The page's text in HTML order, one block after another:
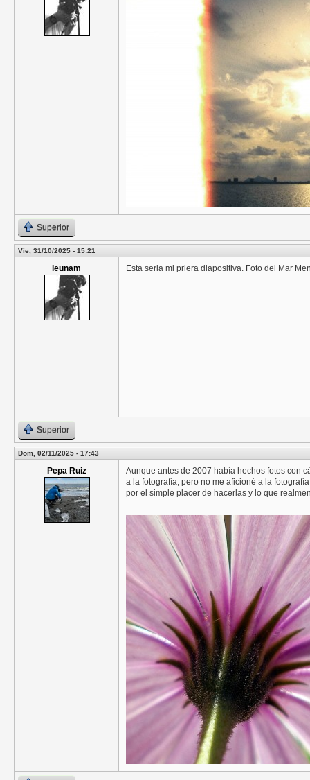
Superior
Vie, 31/10/2025 - 15:21
leunam Esta seria mi priera diapositiva. Foto del Mar
Superior
Dom, 02/11/2025 - 17:43
Pepa Ruiz
Aunque antes de 2007 había hechos fotos con
a la fotografía, pero no me aficioné a la
por el simple placer de hacerlas y lo que